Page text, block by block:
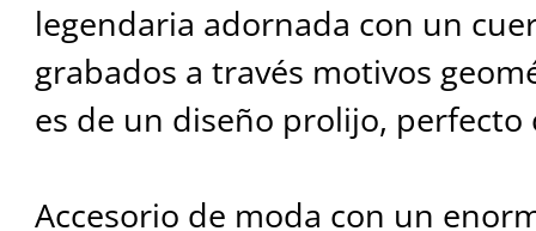
legendaria adornada con un
grabados a través motivos
es de un diseño prolijo,
Accesorio de moda con un